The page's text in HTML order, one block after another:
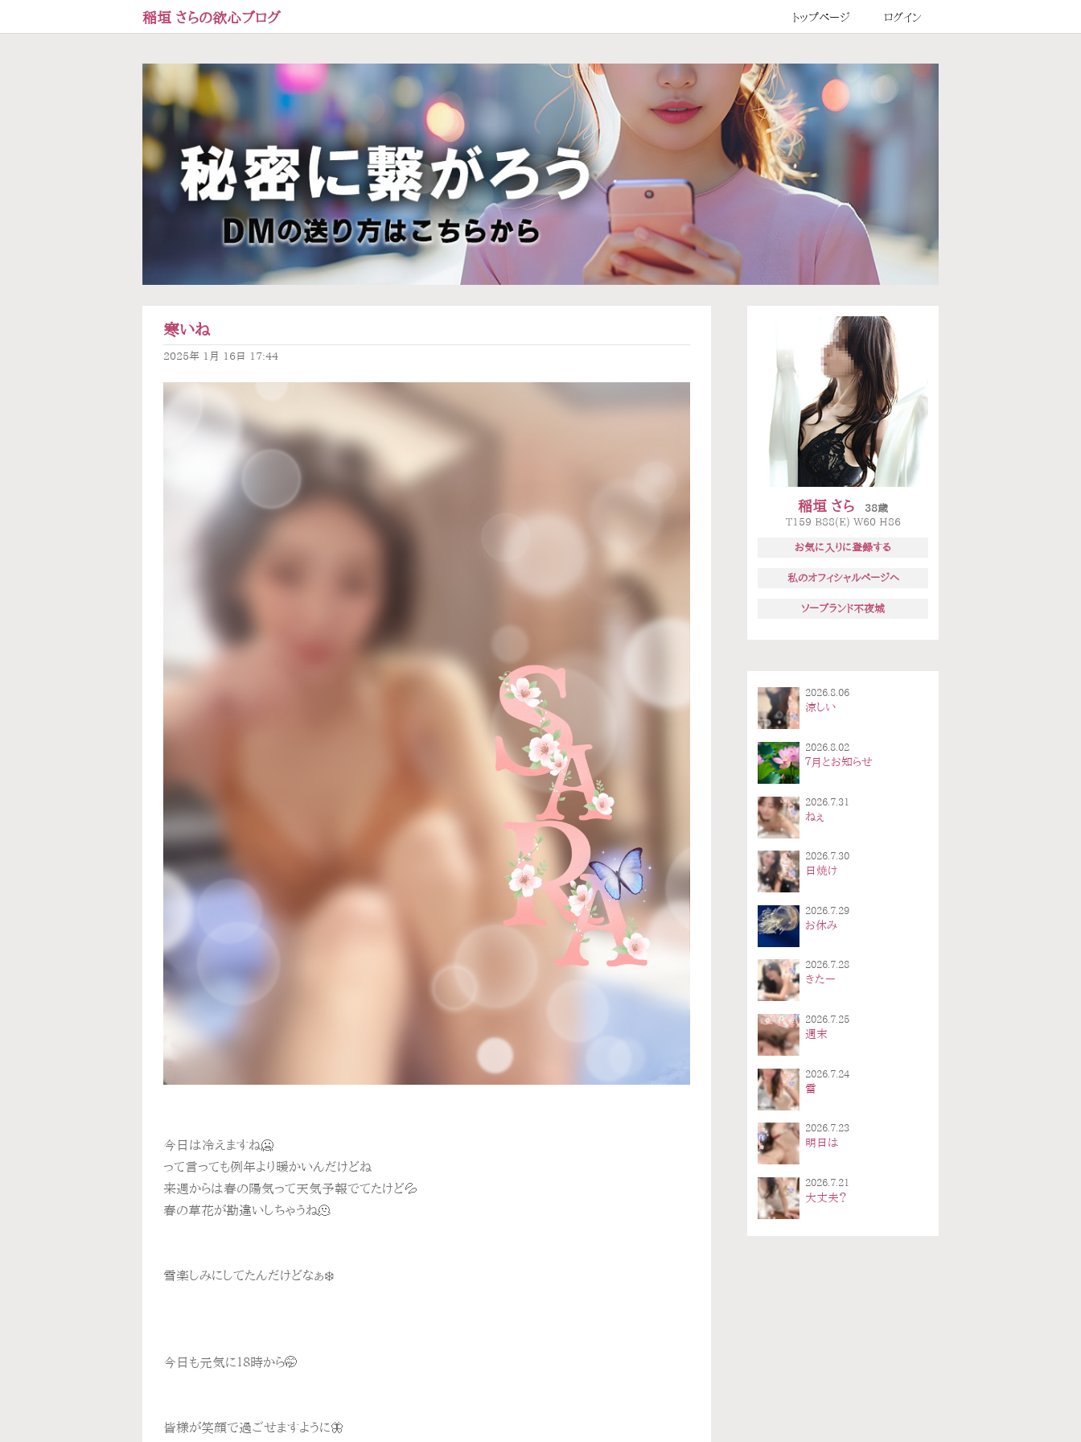
稲垣 さらの欲心ブログ トップページ ログイン
寒いね
2025年 1月 16日 17:44
今日は冷えますね🥶
って言っても例年より暖かいんだけどね
来週からは春の陽気って天気予報でてたけど💦
春の草花が勘違いしちゃうね🫠
雪楽しみにしてたんだけどなぁ❄️
今日も元気に１８時から🤭
皆様が笑顔で過ごせますように🦋
稲垣 さら
38歳
T159 B88(E) W60 H86
お気に入りに登録する
私のオフィシャルページへ
ソープランド不夜城
2026.8.06
涼しい
2026.8.02
７月とお知らせ
2026.7.31
ねぇ
2026.7.30
日焼け
2026.7.29
お休み
2026.7.28
きたー
2026.7.25
週末
2026.7.24
雷
2026.7.23
明日は
2026.7.21
大丈夫？